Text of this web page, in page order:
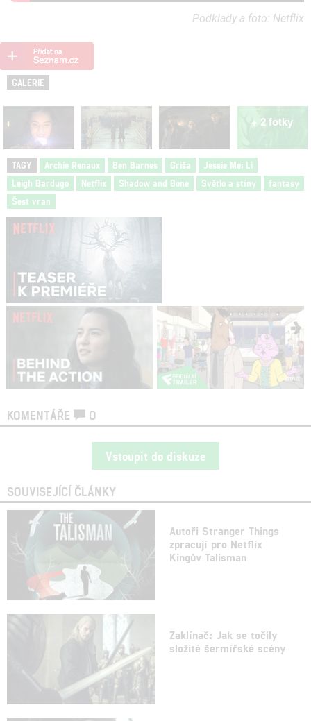
Podklady a foto: Netflix
GALERIE
+ 2 fotky
TAGY Archie Renaux Ben Barnes Griša
Jessie Mei Li
Leigh Bardugo
Netflix Shadow and Bone Světlo a stíny
fantasy
Šest vran
KOMENTÁŘE 0
Vstoupit do diskuze
SOUVISEJÍCÍ ČLÁNKY
Autoři Stranger Things
zpracují pro Netflix
Kingův Talisman
Zaklínač: Jak se točily
složité šermířské scény